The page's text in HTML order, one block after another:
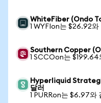
WhiteFiber (Ondo
1 WYFIon는 $26.92와
Southern Copper
1 SCCOon는 $199.64
Hyperliquid
달러
1 PURRon는 $6.97와